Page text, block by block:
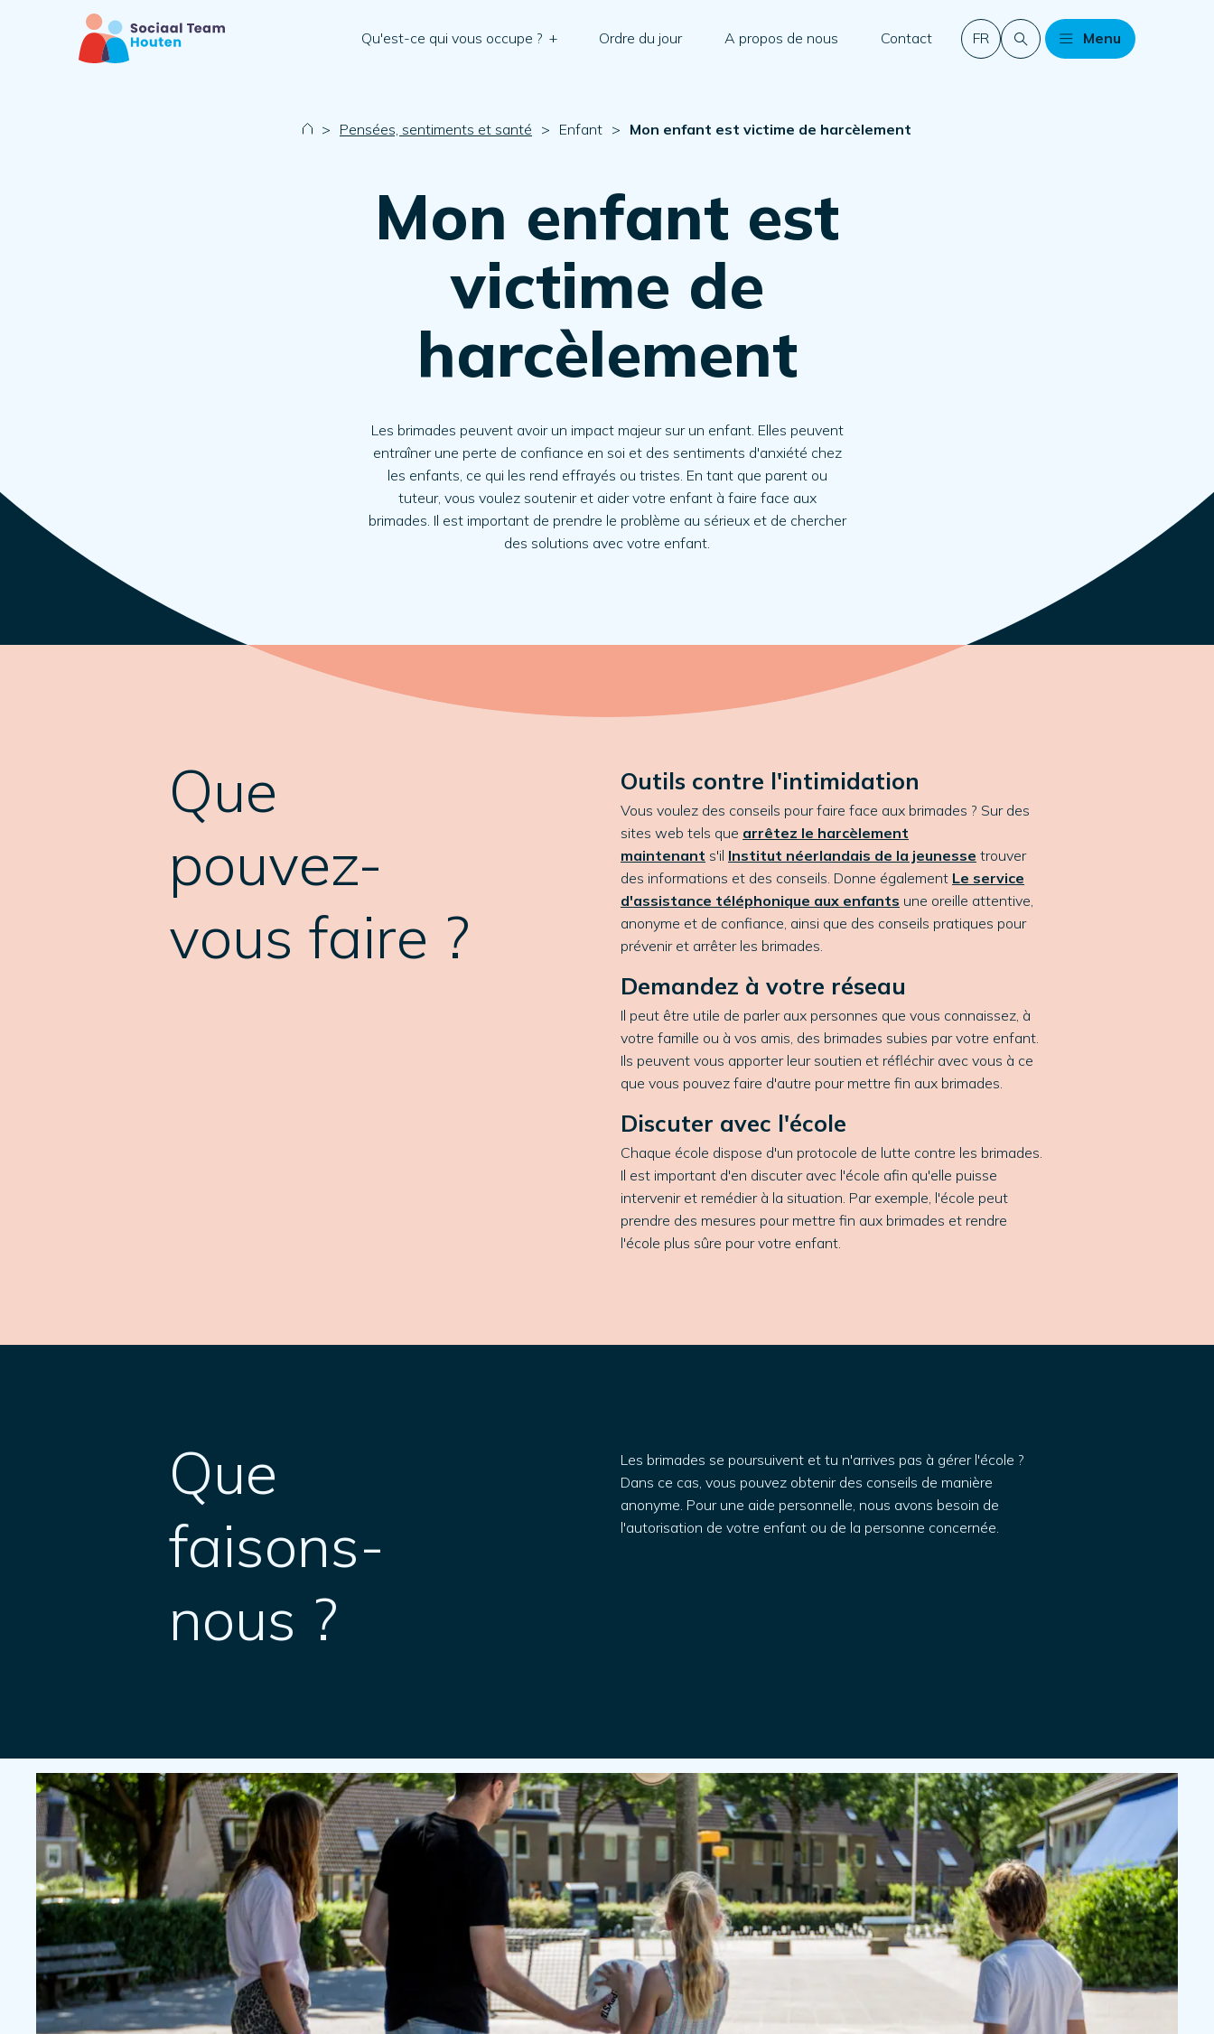
Qu'est-ce qui vous occupe ? + Ordre du jour A propos de nous Contact FR Menu
> Pensées, sentiments et santé > Enfant > Mon enfant est victime de harcèlement
Mon enfant est
victime de
harcèlement
Les brimades peuvent avoir un impact majeur sur un enfant. Elles peuvent
entraîner une perte de confiance en soi et des sentiments d'anxiété chez
les enfants, ce qui les rend effrayés ou tristes. En tant que parent ou
tuteur, vous voulez soutenir et aider votre enfant à faire face aux
brimades. Il est important de prendre le problème au sérieux et de chercher
des solutions avec votre enfant.
Que
pouvez-
vous faire ?
Outils contre l'intimidation
Vous voulez des conseils pour faire face aux brimades ? Sur des
sites web tels que arrêtez le harcèlement
maintenant s'il Institut néerlandais de la jeunesse trouver
des informations et des conseils. Donne également Le service
d'assistance téléphonique aux enfants une oreille attentive,
anonyme et de confiance, ainsi que des conseils pratiques pour
prévenir et arrêter les brimades.
Demandez à votre réseau
Il peut être utile de parler aux personnes que vous connaissez, à
votre famille ou à vos amis, des brimades subies par votre enfant.
Ils peuvent vous apporter leur soutien et réfléchir avec vous à ce
que vous pouvez faire d'autre pour mettre fin aux brimades.
Discuter avec l'école
Chaque école dispose d'un protocole de lutte contre les brimades.
Il est important d'en discuter avec l'école afin qu'elle puisse
intervenir et remédier à la situation. Par exemple, l'école peut
prendre des mesures pour mettre fin aux brimades et rendre
l'école plus sûre pour votre enfant.
Que
faisons-
nous ?
Les brimades se poursuivent et tu n'arrives pas à gérer l'école ?
Dans ce cas, vous pouvez obtenir des conseils de manière
anonyme. Pour une aide personnelle, nous avons besoin de
l'autorisation de votre enfant ou de la personne concernée.